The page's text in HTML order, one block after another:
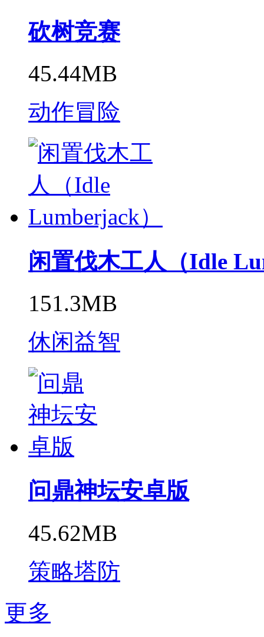
砍树竞赛
45.44MB
动作冒险
闲置伐木工人（Idle
151.3MB
休闲益智
问鼎神坛安卓版
45.62MB
策略塔防
更多